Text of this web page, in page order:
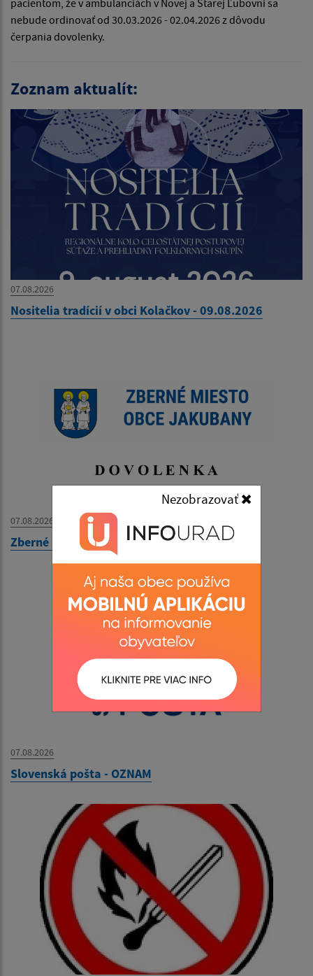
Nezobrazovať
pacientom, že v ambulanciách v Novej a Starej Ľubovni sa
nebude ordinovať od 30.03.2026 - 02.04.2026 z dôvodu
čerpania dovolenky.
Zoznam aktualít:
07.08.2026
Nositelia tradícií v obci Kolačkov - 09.08.2026
07.08.2026
Zberné miesto - OZNAM
07.08.2026
Slovenská pošta - OZNAM